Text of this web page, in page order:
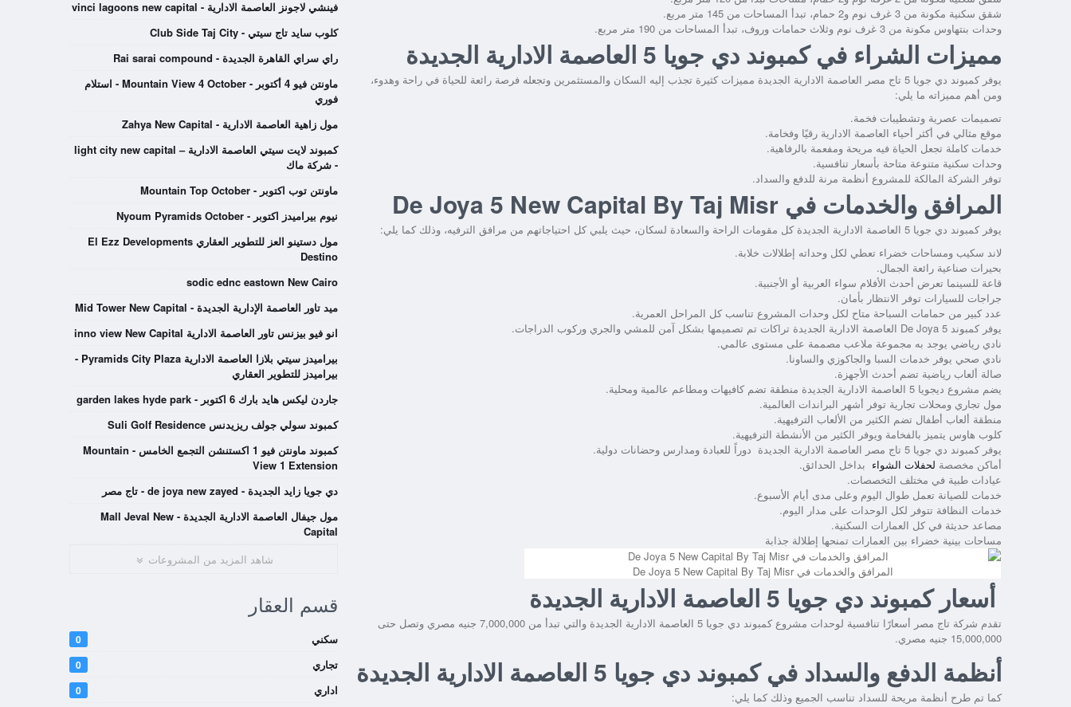
شقق سكنية مكونة من 3 غرف نوم و2 حمام، تبدأ المساحات من 145 متر مربع.
وحدات بنتهاوس مكونة من 3 غرف نوم وثلاث حمامات وروف، تبدأ المساحات من 190 متر مربع.
مميزات الشراء في كمبوند دي جويا 5 العاصمة الادارية الجديدة
يوفر كمبوند دي جويا 5 تاج مصر العاصمة الادارية الجديدة
مميزات كثيرة تجذب إليه السكان والمستثمرين وتجعله فرصة رائعة للحياة في راحة وهدوء،
ومن أهم مميزاته ما يلي:
تصميمات عصرية وتشطيبات فخمة.
موقع مثالي في أكثر أحياء العاصمة الادارية رقيًا وفخامة.
خدمات كاملة تجعل الحياة فيه مريحة ومفعمة بالرفاهية.
وحدات سكنية متنوعة متاحة بأسعار تنافسية.
توفر الشركة المالكة للمشروع أنظمة مرنة للدفع والسداد.
المرافق والخدمات في De Joya 5 New Capital By Taj Misr
يوفر كمبوند دي جويا 5 العاصمة الادارية الجديدة
كل مقومات الراحة والسعادة لسكان، حيث يلبي كل احتياجاتهم من مرافق الترفيه، وذلك كما يلي:
لاند سكيب ومساحات خضراء تعطي لكل وحداته إطلالات خلابة.
بحيرات صناعية رائعة الجمال.
قاعة للسينما تعرض أحدث الأفلام سواء العربية أو الأجنبية.
جراجات للسيارات توفر الانتظار بأمان.
عدد كبير من حمامات السباحة متاح لكل وحدات المشروع تناسب كل المراحل العمرية.
يوفر كمبوند De Joya 5 العاصمة الادارية الجديدة
تراكات تم تصميمها بشكل آمن للمشي والجري وركوب الدراجات.
نادي رياضي يوجد به مجموعة ملاعب مصممة على مستوى عالمي.
نادي صحي يوفر خدمات السبا والجاكوزي والساونا.
صالة ألعاب رياضية تضم أحدث الأجهزة.
يضم مشروع ديجويا 5 العاصمة الادارية الجديدة
منطقة تضم كافيهات ومطاعم عالمية ومحلية.
مول تجاري ومحلات تجارية توفر أشهر البراندات العالمية.
منطقة ألعاب أطفال تضم الكثير من الألعاب الترفيهية.
كلوب هاوس يتميز بالفخامة ويوفر الكثير من الأنشطة الترفيهية.
يوفر كمبوند دي جويا 5 تاج مصر العاصمة الادارية الجديدة
دوراً للعبادة ومدارس وحضانات دولية.
أماكن مخصصة لحفلات الشواء بداخل الحدائق.
عيادات طبية في مختلف التخصصات.
خدمات للصيانة تعمل طوال اليوم وعلى مدى أيام الأسبوع.
خدمات النظافة تتوفر لكل الوحدات على مدار اليوم.
مصاعد حديثة في كل العمارات السكنية.
مساحات بينية خضراء بين العمارات تمنحها إطلالة جذابة
المرافق والخدمات في De Joya 5 New Capital By Taj Misr
أسعار كمبوند دي جويا 5 العاصمة الادارية الجديدة
تقدم شركة تاج مصر أسعارًا تنافسية لوحدات مشروع كمبوند دي جويا 5 العاصمة الادارية الجديدة
والتي تبدأ من 7,000,000 جنيه مصري وتصل حتى
15,000,000 جنيه مصري.
أنظمة الدفع والسداد في كمبوند دي جويا 5 العاصمة الادارية الجديدة
كما تم طرح أنظمة مريحة للسداد تناسب الجميع وذلك كما يلي:
فينشي لاجونز العاصمة الادارية - vinci lagoons new capital
كلوب سايد تاج سيتي - Club Side Taj City
راي سراي القاهرة الجديدة - Rai sarai compound
ماونتن فيو 4 أكتوبر - Mountain View 4 October - استلام
فوري
مول زاهية العاصمة الادارية - Zahya New Capital
كمبوند لايت سيتي العاصمة الادارية – light city new capital
- شركة ماك
ماونتن توب اكتوبر - Mountain Top October
نيوم بيراميدز اكتوبر - Nyoum Pyramids October
مول دستينو العز للتطوير العقاري El Ezz Developments
Destino
sodic ednc eastown New Cairo
ميد تاور العاصمة الإدارية الجديدة - Mid Tower New Capital
انو فيو بيزنس تاور العاصمة الادارية inno view New Capital
بيراميدز سيتي بلازا العاصمة الادارية Pyramids City Plaza -
بيراميدز للتطوير العقاري
جاردن ليكس هايد بارك 6 اكتوبر - garden lakes hyde park
كمبوند سولي جولف ريزيدنس Suli Golf Residence
كمبوند ماونتن فيو 1 اكستنشن التجمع الخامس - Mountain
View 1 Extension
دي جويا زايد الجديدة - de joya new zayed - تاج مصر
مول جيفال العاصمة الادارية الجديدة - Mall Jeval New
Capital
شاهد المزيد من المشروعات
قسم العقار
سكني 0
تجاري 0
اداري 0